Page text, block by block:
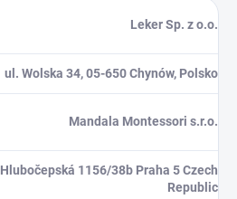
Leker Sp. z o.o.
ul. Wolska 34, 05‑650 Chynów, Polsko
Mandala Montessori s.r.o.
Hlubočepská 1156/38b Praha 5 Czech
Republic